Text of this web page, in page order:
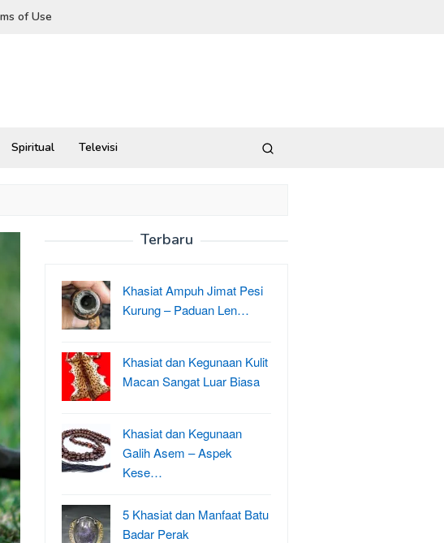
of Use
Spiritual Televisi
Terbaru
Khasiat Ampuh Jimat Pesi
Kurung – Paduan Len…
Khasiat dan Kegunaan Kulit
Macan Sangat Luar Biasa
Khasiat dan Kegunaan
Galih Asem – Aspek
Kese…
5 Khasiat dan Manfaat Batu
Badar Perak